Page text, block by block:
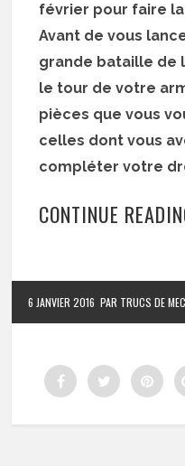
février pour faire la
Avant de vous
grande bataille de
le tour de votre
pièces que vous
celles dont vous
compléter votre
CONTINUE
6 JANVIER 2016 PAR TRUCS DE MEC